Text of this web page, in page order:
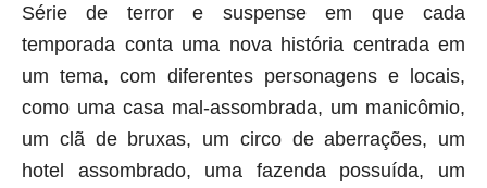
Série de terror e suspense em que cada
temporada conta uma nova história centrada em
um tema, com diferentes personagens e locais,
como uma casa mal-assombrada, um manicômio,
um clã de bruxas, um circo de aberrações, um
hotel assombrado, uma fazenda possuída, um